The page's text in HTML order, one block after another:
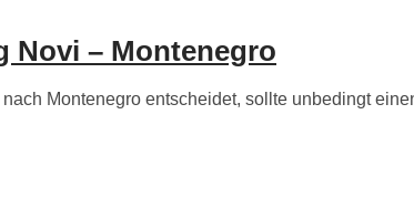
Novi – Montenegro
Montenegro entscheidet, sollte unbedingt